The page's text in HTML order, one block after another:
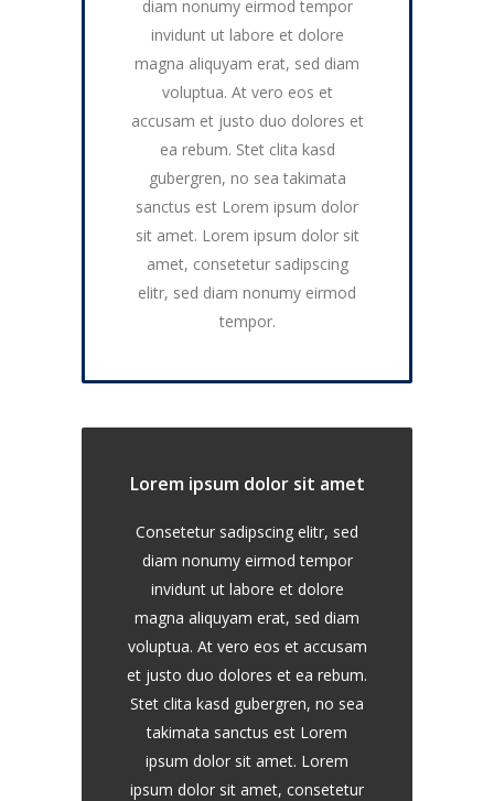
diam nonumy eirmod tempor
invidunt ut labore et dolore
magna aliquyam erat, sed diam
voluptua. At vero eos et
accusam et justo duo dolores et
ea rebum. Stet clita kasd
gubergren, no sea takimata
sanctus est Lorem ipsum dolor
sit amet. Lorem ipsum dolor sit
amet, consetetur sadipscing
elitr, sed diam nonumy eirmod
tempor.
Lorem ipsum dolor sit amet
Consetetur sadipscing elitr, sed
diam nonumy eirmod tempor
invidunt ut labore et dolore
magna aliquyam erat, sed diam
voluptua. At vero eos et accusam
et justo duo dolores et ea rebum.
Stet clita kasd gubergren, no sea
takimata sanctus est Lorem
ipsum dolor sit amet. Lorem
ipsum dolor sit amet, consetetur